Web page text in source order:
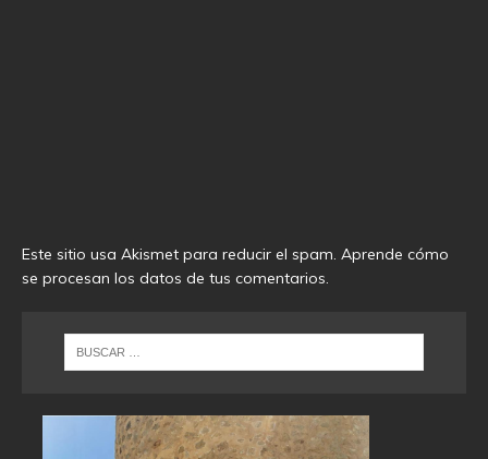
Este sitio usa Akismet para reducir el spam. Aprende cómo
se procesan los datos de tus comentarios.